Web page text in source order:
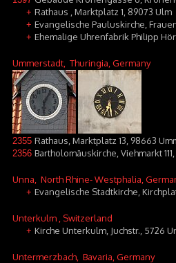
+ Rathaus , Marktplatz 1, 89073 Ulm
+ Evangelische Pauluskirche,
+ Ehemalige Uhrenfabrik Philipp
Ummerstadt , Thuringia, Germany
2355 Rathaus, Marktplatz 13, 98663
2356 Bartholomäuskirche, Viehmarkt
Unna , North Rhine- Westphalia,
+ Evangelische Stadtkirche,
Unterkulm , Switzerland
+ Kirche Unterkulm, Juchstr., 5726
Untermerzbach , Bavaria, Germany